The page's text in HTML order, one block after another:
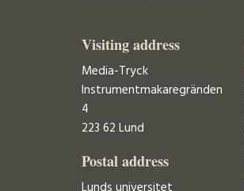
Visiting address
Media-Tryck
Instrumentmakaregränden
4
223 62 Lund
Postal address